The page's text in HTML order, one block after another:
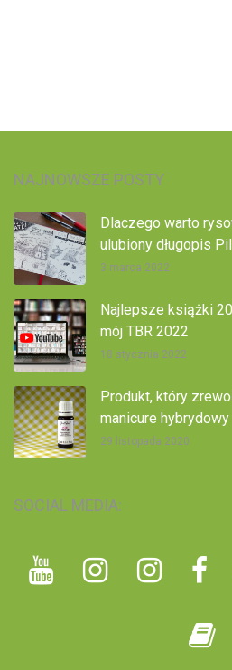
NAJNOWSZE POSTY
Dlaczego warto
ulubiony długopis
3 marca 2022
Najlepsze książki
mój TBR 2022
18 stycznia 2022
Produkt, który
manicure
29 listopada 2020
SOCIAL MEDIA: